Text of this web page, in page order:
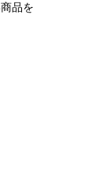
品を